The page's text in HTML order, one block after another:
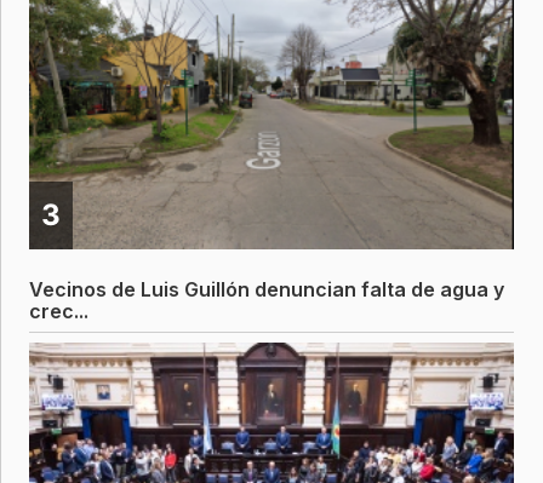
3
Vecinos de Luis Guillón denuncian falta de agua y
crec...